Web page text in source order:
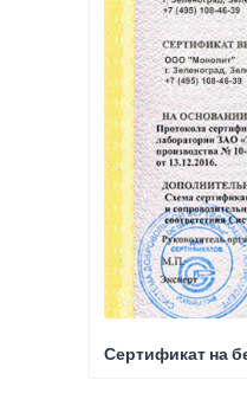
Сертификат на